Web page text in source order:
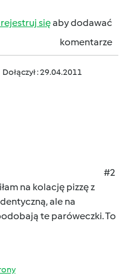
sięaby dodawać
komentarze
Dołączył : 29.04.2011
#2
na kolację pizzę z
ale na
te paróweczki. To